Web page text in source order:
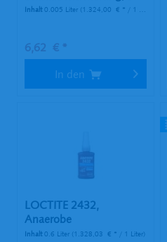
ml...
Inhalt0.005 Liter (1.324,00 € * / 1 Liter)
6,62 € *
In den
LOCTITE 2432,
Anaerobe
Schraubensicherung
Inhalt0.6 Liter (1.328,03 € * / 1 Liter)